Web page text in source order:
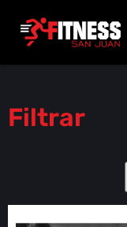
Filtrar